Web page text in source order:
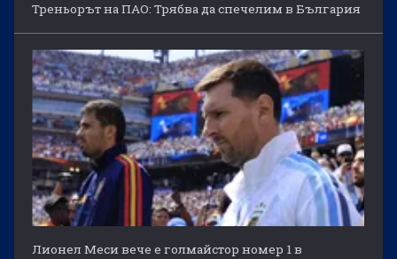
Треньорът на ПАО: Трябва да спечелим в България
Лионел Меси вече е голмайстор номер 1 в